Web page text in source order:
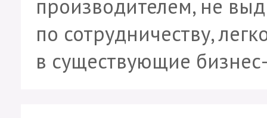
производителем, не
по сотрудничеству,
в существующие